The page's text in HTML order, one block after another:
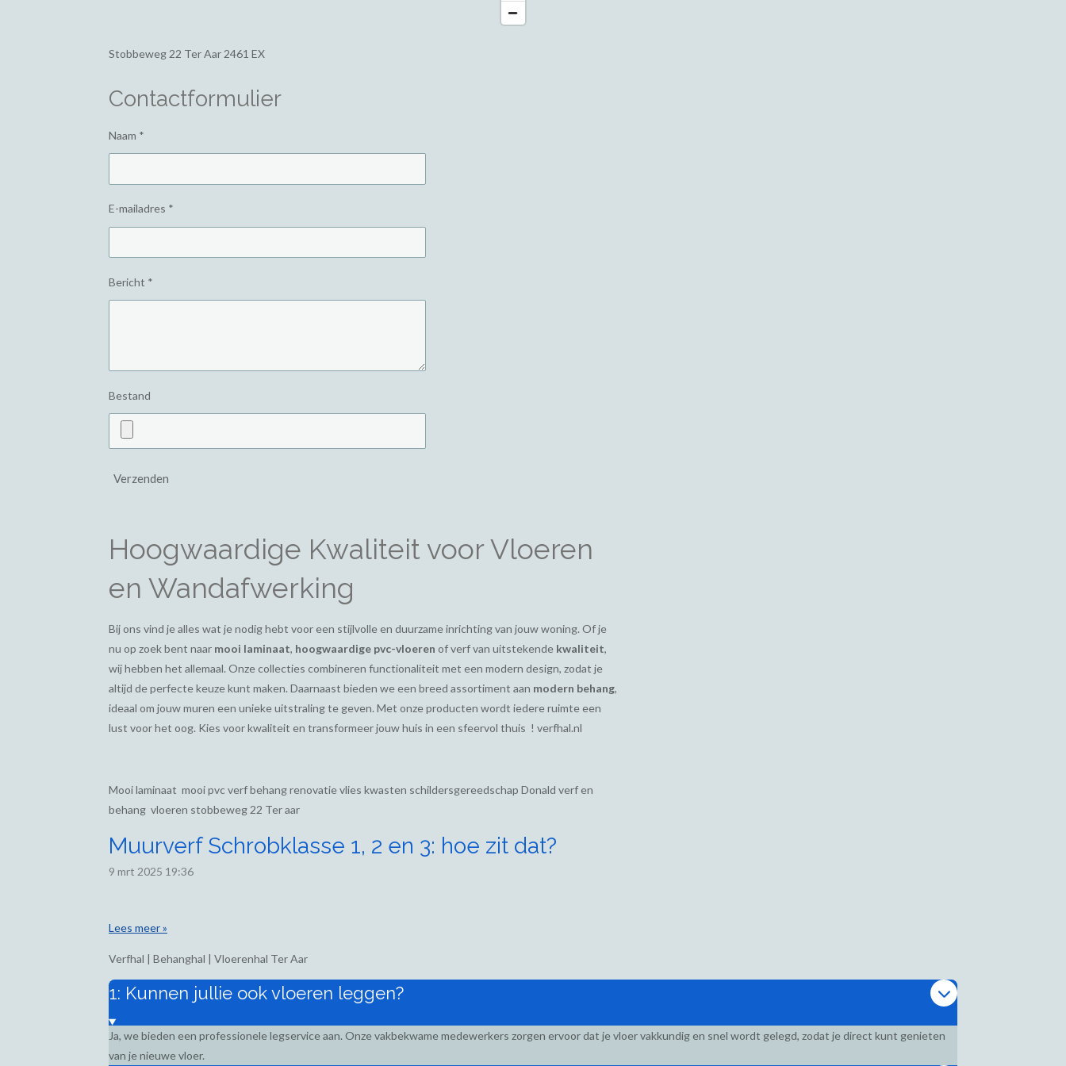
Stobbeweg 22 Ter Aar 2461 EX
Contactformulier
Naam *
E-mailadres *
Bericht *
Bestand
Verzenden
Hoogwaardige Kwaliteit voor Vloeren
en Wandafwerking
Bij ons vind je alles wat je nodig hebt voor een stijlvolle en duurzame inrichting van jouw woning. Of je
nu op zoek bent naar mooi laminaat, hoogwaardige pvc-vloeren of verf van uitstekende kwaliteit,
wij hebben het allemaal. Onze collecties combineren functionaliteit met een modern design, zodat je
altijd de perfecte keuze kunt maken. Daarnaast bieden we een breed assortiment aan modern behang,
ideaal om jouw muren een unieke uitstraling te geven. Met onze producten wordt iedere ruimte een
lust voor het oog. Kies voor kwaliteit en transformeer jouw huis in een sfeervol thuis ! verfhal.nl
Mooi laminaat mooi pvc verf behang renovatie vlies kwasten schildersgereedschap Donald verf en
behang vloeren stobbeweg 22 Ter aar
Muurverf Schrobklasse 1, 2 en 3: hoe zit dat?
9 mrt 2025 19:36
Lees meer »
Verfhal | Behanghal | Vloerenhal Ter Aar
1: Kunnen jullie ook vloeren leggen?
Ja, we bieden een professionele legservice aan. Onze vakbekwame medewerkers zorgen ervoor dat je vloer vakkundig en snel wordt gelegd, zodat je direct kunt genieten
van je nieuwe vloer.